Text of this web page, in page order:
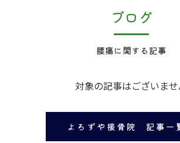
ブログ
腰痛に関する記事
対象の記事はございま
よろずや接骨院 記事一